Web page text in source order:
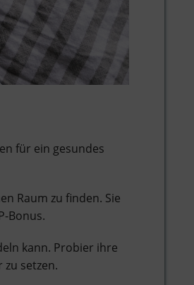
für ein gesundes
Raum zu finden. Sie
Bonus.
kann. Probier ihre
setzen.